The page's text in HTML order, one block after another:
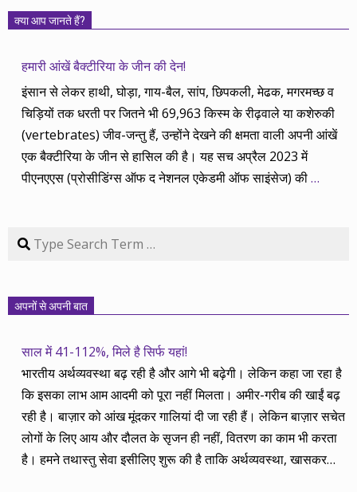
क्या आप जानते हैं?
हमारी आंखें बैक्टीरिया के जीन की देन!
इंसान से लेकर हाथी, घोड़ा, गाय-बैल, सांप, छिपकली, मेढक, मगरमच्छ व
चिड़ियों तक धरती पर जितने भी 69,963 किस्म के रीढ़वाले या कशेरुकी
(vertebrates) जीव-जन्तु हैं, उन्होंने देखने की क्षमता वाली अपनी आंखें
एक बैक्टीरिया के जीन से हासिल की है। यह सच अप्रैल 2023 में
पीएनएएस (प्रोसीडिंग्स ऑफ द नेशनल एकेडमी ऑफ साइंसेज) की…
Search
अपनों से अपनी बात
साल में 41-112%, मिले है सिर्फ यहां!
भारतीय अर्थव्यवस्था बढ़ रही है और आगे भी बढ़ेगी। लेकिन कहा जा रहा है
कि इसका लाभ आम आदमी को पूरा नहीं मिलता। अमीर-गरीब की खाईं बढ़
रही है। बाज़ार को आंख मूंदकर गालियां दी जा रही हैं। लेकिन बाज़ार सचेत
लोगों के लिए आय और दौलत के सृजन ही नहीं, वितरण का काम भी करता
है। हमने तथास्तु सेवा इसीलिए शुरू की है ताकि अर्थव्यवस्था, खासकर